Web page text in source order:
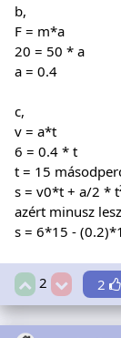
b,
F = m*a
20 = 50 * a
a = 0.4
c,
v = a*t
6 = 0.4 * t
t = 15
s = v0*t + a/2 *
azért minusz
s = 6*15 -
2 2